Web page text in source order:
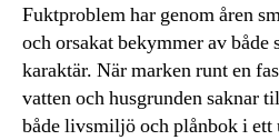
Fuktproblem har genom åren
och orsakat bekymmer av
karaktär. När marken runt en
vatten och husgrunden saknar
både livsmiljö och plånbok i ett